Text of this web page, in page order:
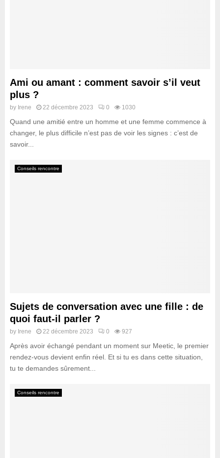
Ami ou amant : comment savoir s’il veut
plus ?
by Irene 22 décembre 2023 0 1030
Quand une amitié entre un homme et une femme commence à
changer, le plus difficile n’est pas de voir les signes : c’est de
savoir...
Conseils rencontre
Sujets de conversation avec une fille : de
quoi faut-il parler ?
by Irene 22 décembre 2023 0 927
Après avoir échangé pendant un moment sur Meetic, le premier
rendez-vous devient enfin réel. Et si tu es dans cette situation,
tu te demandes sûrement...
Conseils rencontre